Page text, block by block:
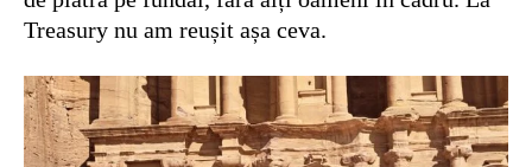
Treasury nu am reușit așa ceva.